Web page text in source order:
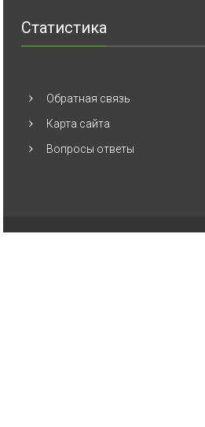
Статистика
Обратная связь
Карта сайта
Вопросы ответы